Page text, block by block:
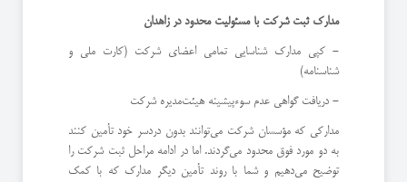
مدارک ثبت شرکت با مسئولیت محدود در زاهدان
- کپی مدارک شناسایی تمامی اعضای شرکت (کارت ملی و
شناسنامه)
- دریافت گواهی عدم سوءپیشینه هیئت‌مدیره شرکت
مدارکی که مؤسسان شرکت می‌توانند بدون دردسر خود تأمین کنند
به دو مورد فوق محدود می‌گردند. اما در ادامه مراحل ثبت شرکت را
توضیح می‌دهیم و شما با روند تأمین دیگر مدارک که با کمک